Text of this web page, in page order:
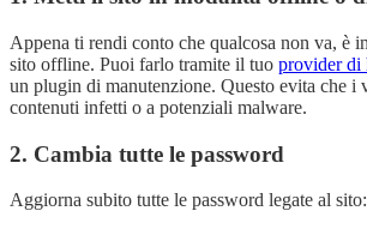
Appena ti rendi conto che qualcosa non va, è
sito offline. Puoi farlo tramite il tuo provider di
un plugin di manutenzione. Questo evita che i
contenuti infetti o a potenziali malware.
2. Cambia tutte le password
Aggiorna subito tutte le password legate al sito: